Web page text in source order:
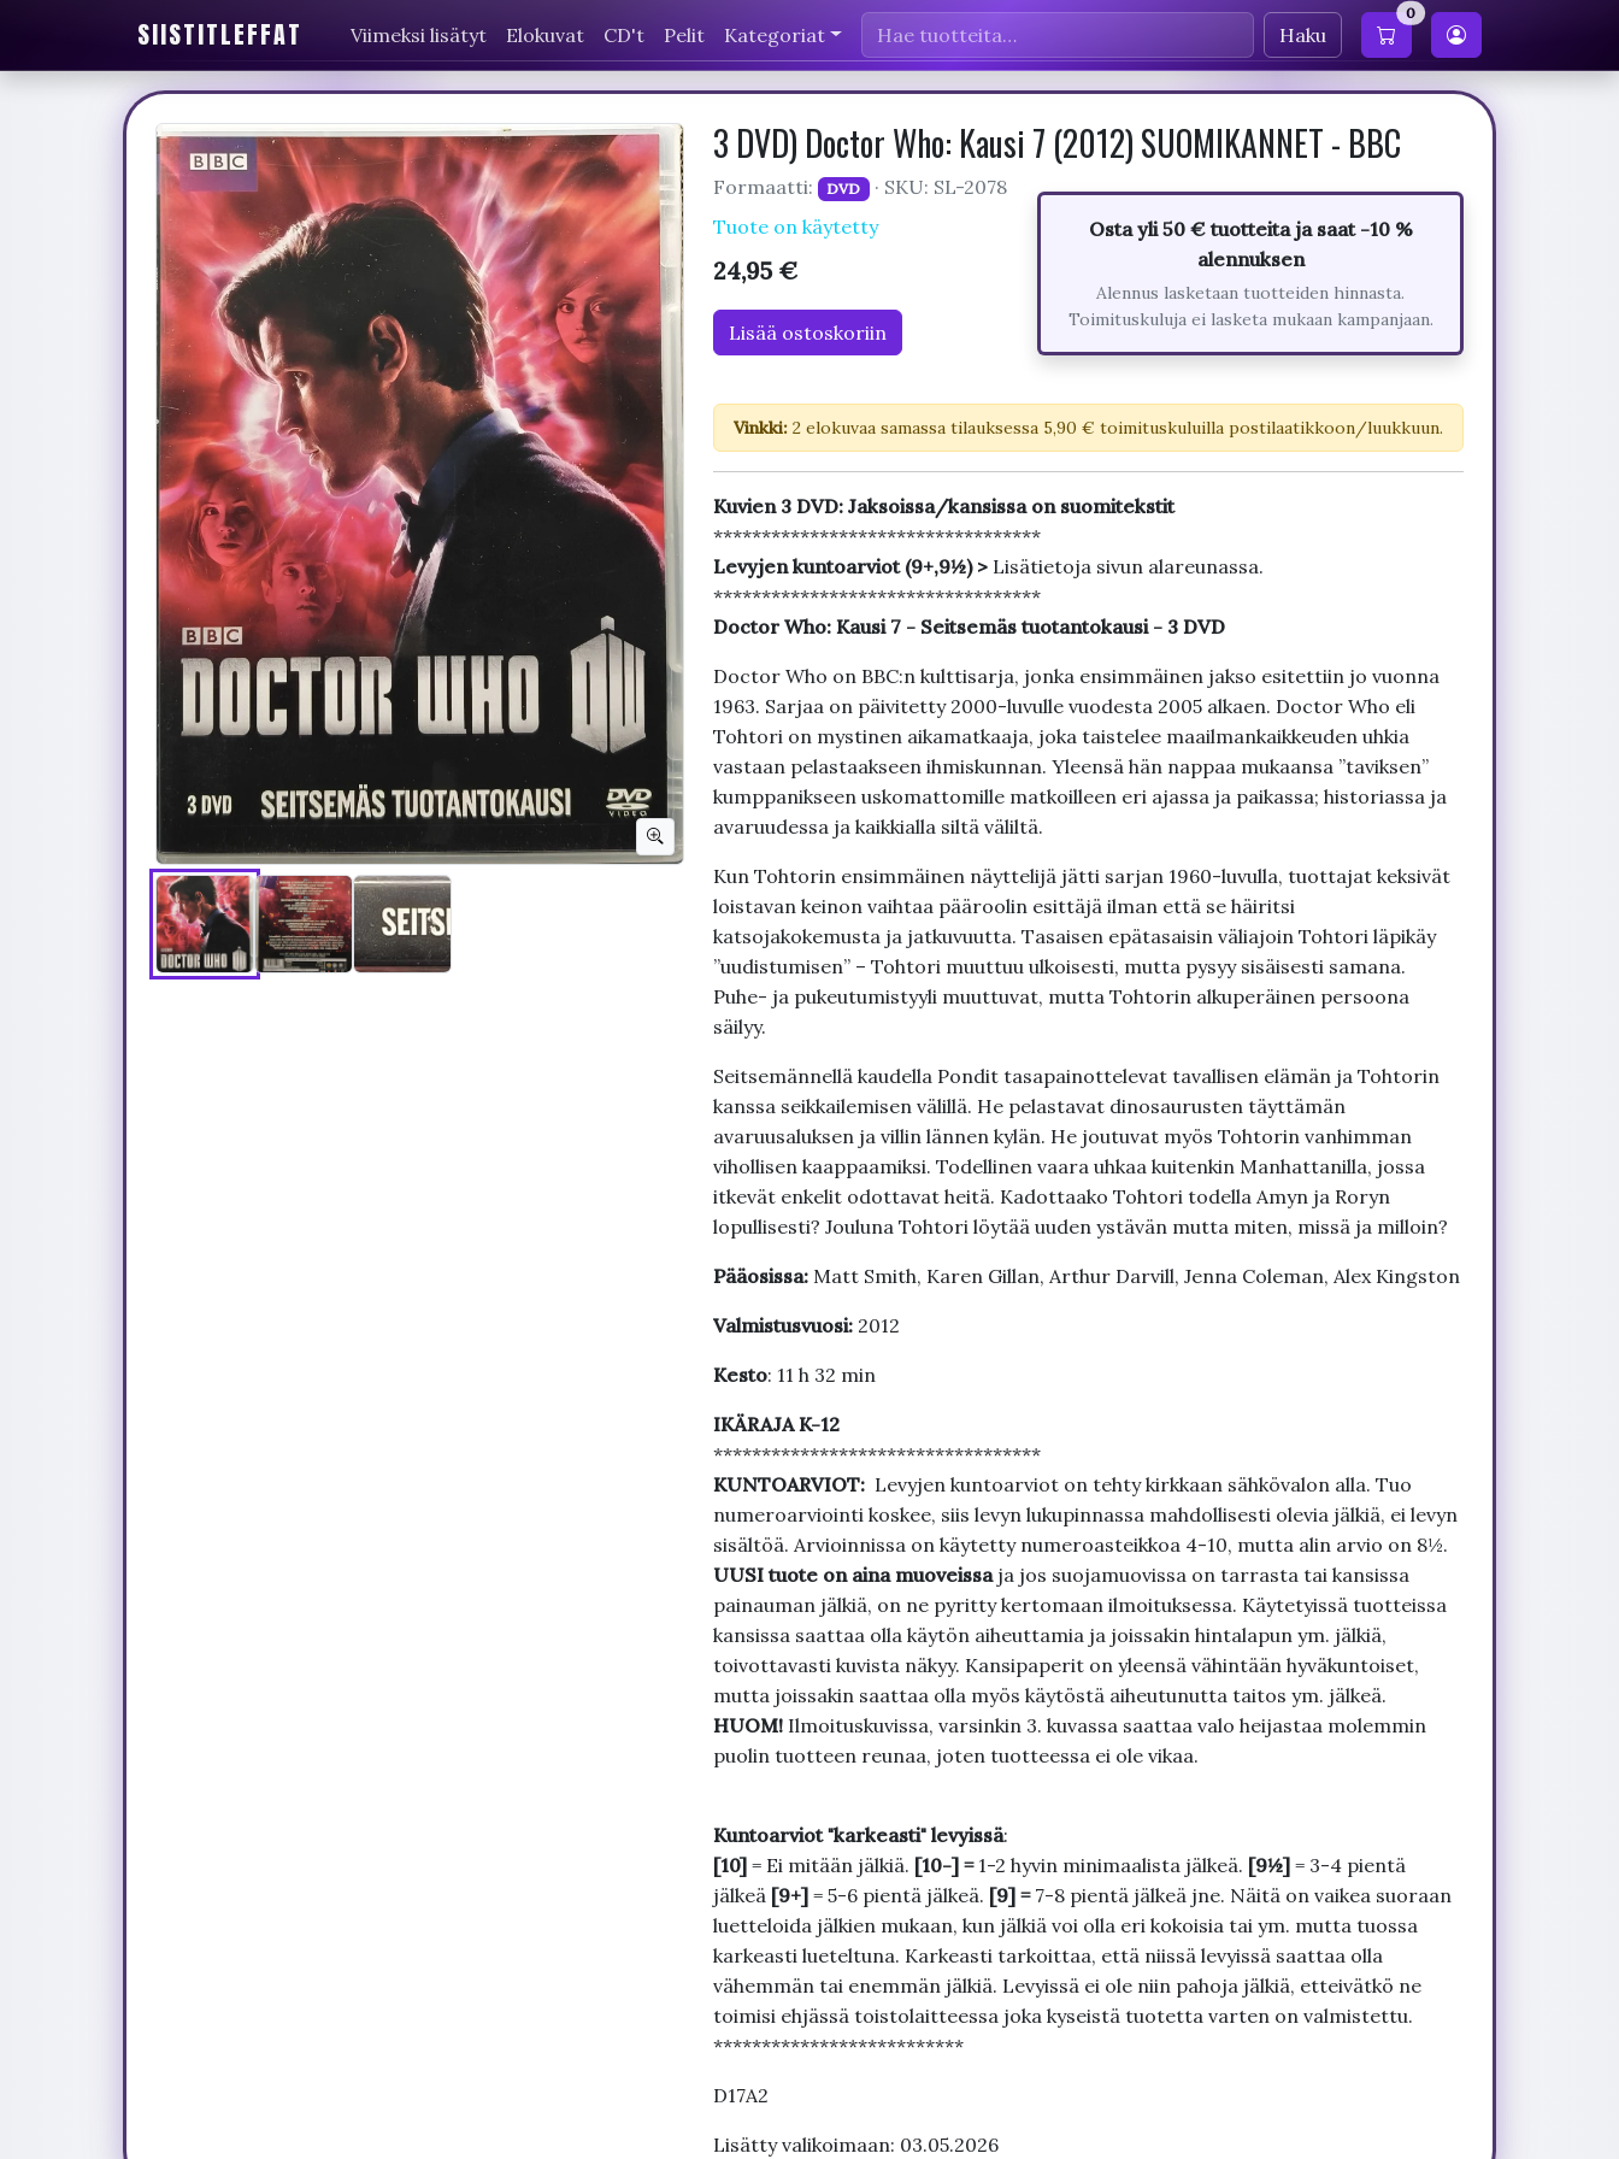
SIISTITLEFFAT Viimeksi lisätyt Elokuvat CD't Pelit Kategoriat Haku
0
3 DVD) Doctor Who: Kausi 7 (2012) SUOMIKANNET - BBC
Formaatti: DVD
· SKU: SL-2078
Tuote on käytetty
24,95 €
Lisää ostoskoriin
Osta yli 50 € tuotteita ja saat -10 %
alennuksen
Alennus lasketaan tuotteiden hinnasta.
Toimituskuluja ei lasketa mukaan kampanjaan.
Vinkki:2 elokuvaa samassa tilauksessa 5,90 € toimituskuluilla postilaatikkoon/luukkuun.
Kuvien 3 DVD: Jaksoissa/kansissa on suomitekstit
**********************************
Levyjen kuntoarviot (9+,9½) > Lisätietoja sivun alareunassa.
**********************************
Doctor Who: Kausi 7 - Seitsemäs tuotantokausi - 3 DVD
Doctor Who on BBC:n kulttisarja, jonka ensimmäinen jakso esitettiin jo vuonna
1963. Sarjaa on päivitetty 2000-luvulle vuodesta 2005 alkaen. Doctor Who eli
Tohtori on mystinen aikamatkaaja, joka taistelee maailmankaikkeuden uhkia
vastaan pelastaakseen ihmiskunnan. Yleensä hän nappaa mukaansa ”taviksen”
kumppanikseen uskomattomille matkoilleen eri ajassa ja paikassa; historiassa ja
avaruudessa ja kaikkialla siltä väliltä.
Kun Tohtorin ensimmäinen näyttelijä jätti sarjan 1960-luvulla, tuottajat keksivät
loistavan keinon vaihtaa pääroolin esittäjä ilman että se häiritsi
katsojakokemusta ja jatkuvuutta. Tasaisen epätasaisin väliajoin Tohtori läpikäy
”uudistumisen” – Tohtori muuttuu ulkoisesti, mutta pysyy sisäisesti samana.
Puhe- ja pukeutumistyyli muuttuvat, mutta Tohtorin alkuperäinen persoona
säilyy.
Seitsemännellä kaudella Pondit tasapainottelevat tavallisen elämän ja Tohtorin
kanssa seikkailemisen välillä. He pelastavat dinosaurusten täyttämän
avaruusaluksen ja villin lännen kylän. He joutuvat myös Tohtorin vanhimman
vihollisen kaappaamiksi. Todellinen vaara uhkaa kuitenkin Manhattanilla, jossa
itkevät enkelit odottavat heitä. Kadottaako Tohtori todella Amyn ja Roryn
lopullisesti? Jouluna Tohtori löytää uuden ystävän mutta miten, missä ja milloin?
Pääosissa:Matt Smith, Karen Gillan, Arthur Darvill, Jenna Coleman, Alex Kingston
Valmistusvuosi:2012
Kesto: 11 h 32 min
IKÄRAJA K-12
**********************************
KUNTOARVIOT: Levyjen kuntoarviot on tehty kirkkaan sähkövalon alla. Tuo
numeroarviointi koskee, siis levyn lukupinnassa mahdollisesti olevia jälkiä, ei levyn
sisältöä. Arvioinnissa on käytetty numeroasteikkoa 4-10, mutta alin arvio on 8½.
UUSI tuote on aina muoveissa ja jos suojamuovissa on tarrasta tai kansissa
painauman jälkiä, on ne pyritty kertomaan ilmoituksessa. Käytetyissä tuotteissa
kansissa saattaa olla käytön aiheuttamia ja joissakin hintalapun ym. jälkiä,
toivottavasti kuvista näkyy. Kansipaperit on yleensä vähintään hyväkuntoiset,
mutta joissakin saattaa olla myös käytöstä aiheutunutta taitos ym. jälkeä.
HUOM!Ilmoituskuvissa, varsinkin 3. kuvassa saattaa valo heijastaa molemmin
puolin tuotteen reunaa, joten tuotteessa ei ole vikaa.
Kuntoarviot "karkeasti" levyissä:
[10]= Ei mitään jälkiä. [10-] = 1-2 hyvin minimaalista jälkeä. [9½]= 3-4 pientä
jälkeä [9+]= 5-6 pientä jälkeä. [9] = 7-8 pientä jälkeä jne. Näitä on vaikea suoraan
luetteloida jälkien mukaan, kun jälkiä voi olla eri kokoisia tai ym. mutta tuossa
karkeasti lueteltuna. Karkeasti tarkoittaa, että niissä levyissä saattaa olla
vähemmän tai enemmän jälkiä. Levyissä ei ole niin pahoja jälkiä, etteivätkö ne
toimisi ehjässä toistolaitteessa joka kyseistä tuotetta varten on valmistettu.
**************************
D17A2
Lisätty valikoimaan: 03.05.2026